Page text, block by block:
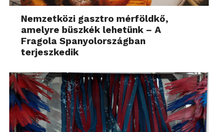
Nemzetközi gasztro mérföldkő,
amelyre büszkék lehetünk – A
Fragola Spanyolországban
terjeszkedik